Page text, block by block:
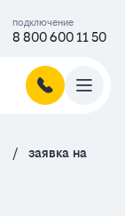
подключение
8 800 600 11 50
/
заявка на